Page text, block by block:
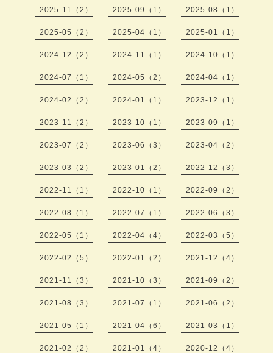
2025-11（2） 2025-09（1） 2025-08（1）
2025-05（2） 2025-04（1） 2025-01（1）
2024-12（2） 2024-11（1） 2024-10（1）
2024-07（1） 2024-05（2） 2024-04（1）
2024-02（2） 2024-01（1） 2023-12（1）
2023-11（2） 2023-10（1） 2023-09（1）
2023-07（2） 2023-06（3） 2023-04（2）
2023-03（2） 2023-01（2） 2022-12（3）
2022-11（1） 2022-10（1） 2022-09（2）
2022-08（1） 2022-07（1） 2022-06（3）
2022-05（1） 2022-04（4） 2022-03（5）
2022-02（5） 2022-01（2） 2021-12（4）
2021-11（3） 2021-10（3） 2021-09（2）
2021-08（3） 2021-07（1） 2021-06（2）
2021-05（1） 2021-04（6） 2021-03（1）
2021-02（2） 2021-01（4） 2020-12（4）